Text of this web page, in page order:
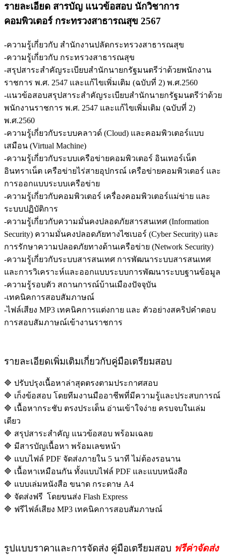
รายละเอียด สารบัญ แนวข้อสอบ นักวิชาการ
คอมพิวเตอร์ กระทรวงสาธารณสุข 2567
-ความรู้เกี่ยวกับ สำนักงานปลัดกระทรวงสาธารณสุข
-ความรู้เกี่ยวกับ กระทรวงสาธารณสุข
-สรุปสาระสำคัญระเบียบสำนักนายกรัฐมนตรีว่าด้วยพนักงาน
ราชการ พ.ศ. 2547 และแก้ไขเพิ่มเติม (ฉบับที่ 2) พ.ศ.2560
-แนวข้อสอบสรุปสาระสำคัญระเบียบสำนักนายกรัฐมนตรีว่าด้วย
พนักงานราชการ พ.ศ. 2547 และแก้ไขเพิ่มเติม (ฉบับที่ 2)
พ.ศ.2560
-ความรู้เกี่ยวกับระบบคลาวด์ (Cloud) และคอมพิวเตอร์แบบ
เสมือน (Virtual Machine)
-ความรู้เกี่ยวกับระบบเครือข่ายคอมพิวเตอร์ อินเทอร์เน็ต
อินทราเน็ต เครือข่ายไร่สายอุปกรณ์ เครือข่ายคอมพิวเตอร์ และ
การออกแบบระบบเครือข่าย
-ความรู้เกี่ยวกับคอมพิวเตอร์ เครื่องคอมพิวเตอร์แม่ข่าย และ
ระบบปฏิบัติการ
-ความรู้เกี่ยวกับความมั่นคงปลอดภัยสารสนเทศ (Information
Security) ความมั่นคงปลอดภัยทางไซเบอร์ (Cyber Security) และ
การรักษาความปลอดภัยทางด้านเครือข่าย (Network Security)
-ความรู้เกี่ยวกับระบบสารสนเทศ การพัฒนาระบบสารสนเทศ
และการวิเคราะห์และออกแบบระบบการพัฒนาระบบฐานข้อมูล
-ความรู้รอบตัว สถานการณ์บ้านเมืองปัจจุบัน
-เทคนิคการสอบสัมภาษณ์
-ไฟล์เสียง MP3 เทคนิคการแต่งกาย และ ตัวอย่างสคริปคำตอบ
การสอบสัมภาษณ์เข้างานราชการ
รายละเอียดเพิ่มเติมเกี่ยวกับคู่มือเตรียมสอบ
🔷 ปรับปรุงเนื้อหาล่าสุดตรงตามประกาศสอบ
🔷 เก็งข้อสอบ โดยทีมงานมืออาชีพที่มีความรู้และประสบการณ์
🔷 เนื้อหากระชับ ตรงประเด็น อ่านเข้าใจง่าย ครบจบในเล่ม
เดียว
🔷 สรุปสาระสำคัญ แนวข้อสอบ พร้อมเฉลย
🔷 มีสารบัญเนื้อหา พร้อมเลขหน้า
🔷 แบบไฟล์ PDF จัดส่งภายใน 5 นาที ไม่ต้องรอนาน
🔷 เนื้อหาเหมือนกัน ทั้งแบบไฟล์ PDF และแบบหนังสือ
🔷 แบบเล่มหนังสือ ขนาด กระดาษ A4
🔷 จัดส่งฟรี โดยขนส่ง Flash Express
🔷 ฟรีไฟล์เสียง MP3 เทคนิคการสอบสัมภาษณ์
รูปแบบราคาและการจัดส่ง คู่มือเตรียมสอบ ฟรีค่าจัดส่ง